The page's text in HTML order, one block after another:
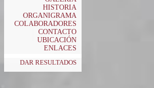
HISTORIA
ORGANIGRAMA
COLABORADORES
CONTACTO
UBICACIÓN
ENLACES
DAR RESULTADOS